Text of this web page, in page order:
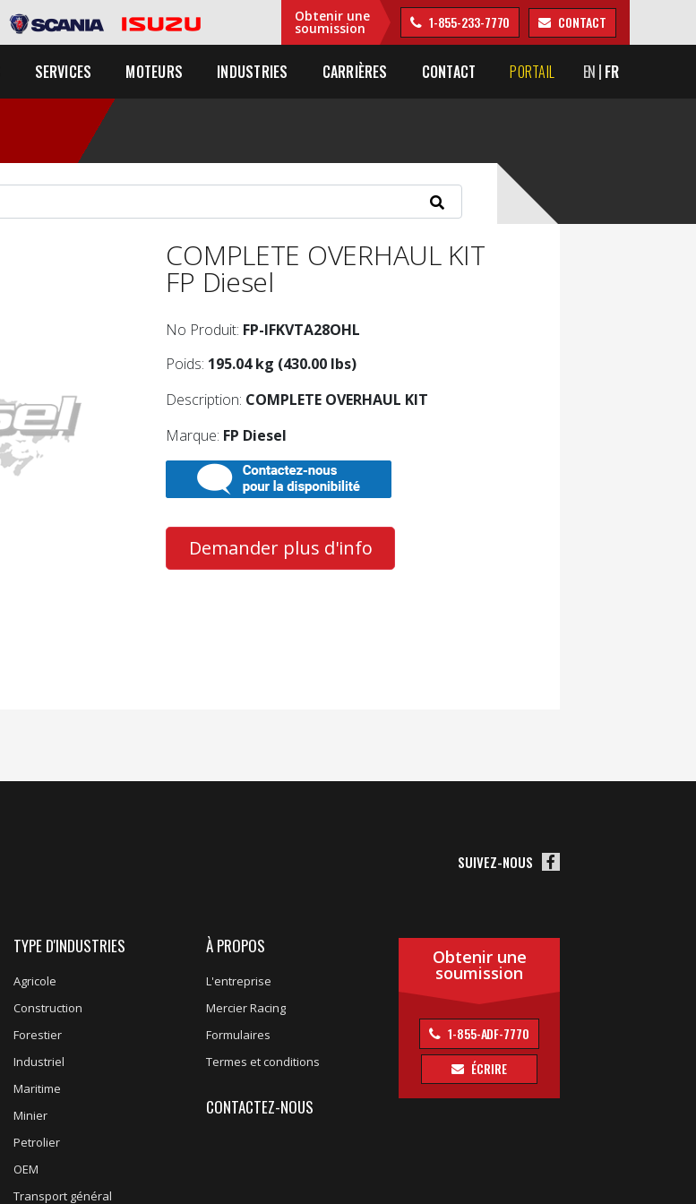
Obtenir une
soumission 1-855-233-7770 CONTACT
SERVICES MOTEURS INDUSTRIES CARRIÈRES CONTACT PORTAIL EN FR
COMPLETE OVERHAUL KIT
FP Diesel
No Produit: FP-IFKVTA28OHL
Poids: 195.04 kg (430.00 lbs)
Description: COMPLETE OVERHAUL KIT
Marque: FP Diesel
Demander plus d'info
SUIVEZ-NOUS
TYPE D'INDUSTRIES
Agricole
Construction
Forestier
Industriel
Maritime
Minier
Petrolier
OEM
Transport général
À PROPOS
L'entreprise
Mercier Racing
Formulaires
Termes et conditions
CONTACTEZ-NOUS
Obtenir une
soumission
1-855-ADF-7770
ÉCRIRE